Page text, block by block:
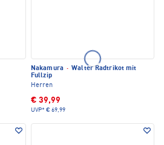
Nakamura · Walter Radtrikot mit
Fullzip
Herren
€ 39,99
UVP* € 69,99